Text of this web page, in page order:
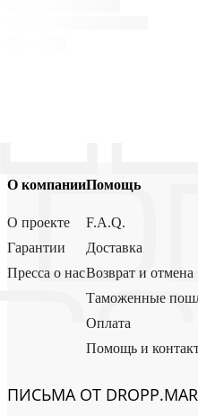
О компании
О проекте
Гарантии
Пресса о нас
Помощь
F.A.Q.
Доставка
Возврат и отмена
Таможенные
Оплата
Помощь и
ПИСЬМА ОТ